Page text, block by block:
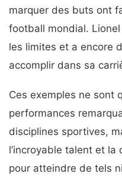
marquer des buts ont
football mondial.
les limites et a encore
accomplir dans sa
Ces exemples ne sont
performances
disciplines sportives,
l’incroyable talent et
pour atteindre de tels